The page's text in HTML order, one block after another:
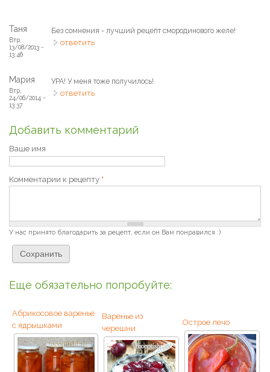
Таня
Втр,
13/08/2013 -
13:46
Без сомнения - лучший рецепт смородинового желе!
ответить
Мария
Втр,
24/06/2014 -
13:37
УРА! У меня тоже получилось!
ответить
Добавить комментарий
Ваше имя
Комментарии к рецепту *
У нас принято благодарить за рецепт, если он Вам понравился :)
Еще обязательно попробуйте:
Абрикосовое варенье
с ядрышками
Варенье из
черешни
Острое лечо